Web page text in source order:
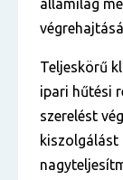
államilag
Teljeskörű
ipari hűtési
szerelést
kiszolgálást